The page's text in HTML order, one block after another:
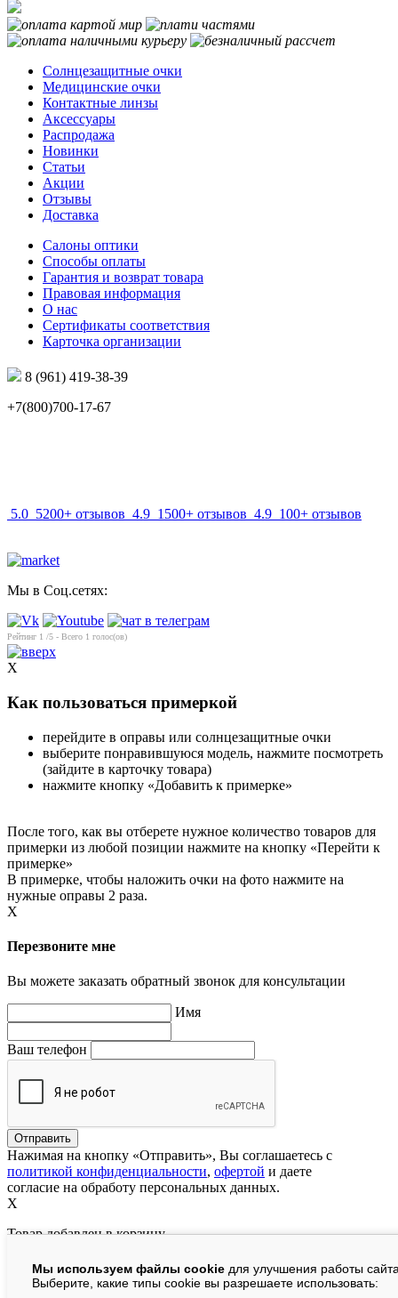
Солнцезащитные очки
Медицинские очки
Контактные линзы
Аксессуары
Распродажа
Новинки
Статьи
Акции
Отзывы
Доставка
Салоны оптики
Способы оплаты
Гарантия и возврат товара
Правовая информация
О нас
Сертификаты соответствия
Карточка организации
8 (961) 419-38-39
+7(800)700-17-67
5.0 5200+ отзывов 4.9 1500+ отзывов 4.9 100+ отзывов
Мы в Соц.сетях:
Рейтинг 1 /5 - Всего 1 голос(ов)
Мы используем файлы cookie для улучшения работы
Выберите, какие типы cookie вы разрешаете использовать:
X
Как пользоваться примеркой
перейдите в оправы или солнцезащитные очки
выберите понравившуюся модель, нажмите посмотреть
(зайдите в карточку товара)
нажмите кнопку «Добавить к примерке»
После того, как вы отберете нужное количество товаров для
примерки из любой позиции нажмите на кнопку «Перейти к
примерке»
В примерке, чтобы наложить очки на фото нажмите на
нужные оправы 2 раза.
X
Перезвоните мне
Вы можете заказать обратный звонок для консультации
Имя
Ваш телефон
Нажимая на кнопку «Отправить», Вы соглашаетесь с
политикой конфиденциальности, офертой и даете
согласие на обработу персональных данных.
X
Товар добавлен в корзину